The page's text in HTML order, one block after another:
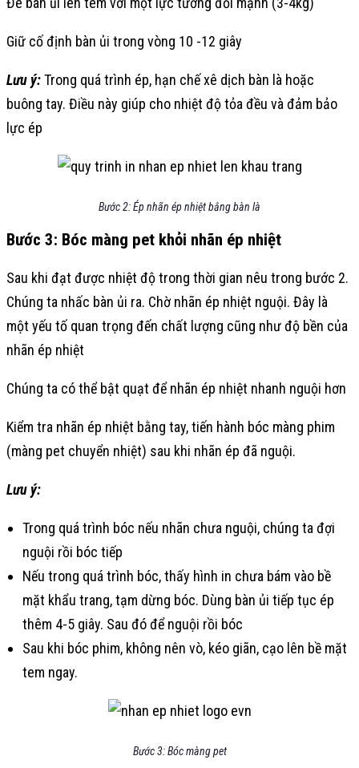
Giữ cố định bàn ủi trong vòng 10 -12 giây
Lưu ý:Trong quá trình ép, hạn chế xê dịch bàn là hoặc
buông tay. Điều này giúp cho nhiệt độ tỏa đều và đảm bảo
lực ép
Bước 2: Ép nhãn ép nhiệt bằng bàn là
Bước 3: Bóc màng pet khỏi nhãn ép nhiệt
Sau khi đạt được nhiệt độ trong thời gian nêu trong bước 2.
Chúng ta nhấc bàn ủi ra. Chờ nhãn ép nhiệt nguội. Đây là
một yếu tố quan trọng đến chất lượng cũng như độ bền của
nhãn ép nhiệt
Chúng ta có thể bật quạt để nhãn ép nhiệt nhanh nguội hơn
Kiểm tra nhãn ép nhiệt bằng tay, tiến hành bóc màng phim
(màng pet chuyển nhiệt) sau khi nhãn ép đã nguội.
Lưu ý:
Trong quá trình bóc nếu nhãn chưa nguội, chúng ta đợi
nguội rồi bóc tiếp
Nếu trong quá trình bóc, thấy hình in chưa bám vào bề
mặt khẩu trang, tạm dừng bóc. Dùng bàn ủi tiếp tục ép
thêm 4-5 giây. Sau đó để nguội rồi bóc
Sau khi bóc phim, không nên vò, kéo giãn, cạo lên bề mặt
tem ngay.
Bước 3: Bóc màng pet